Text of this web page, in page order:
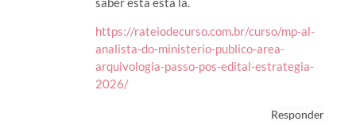
https://rateiodecurso.com.br/curso/mp-al-
analista-do-ministerio-publico-area-
arquivologia-passo-pos-edital-estrategia-
2026/
Responder